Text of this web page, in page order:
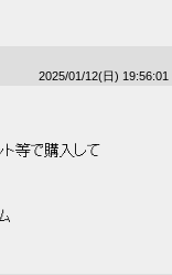
2025/01/12(日) 19:56:01
等で購入して